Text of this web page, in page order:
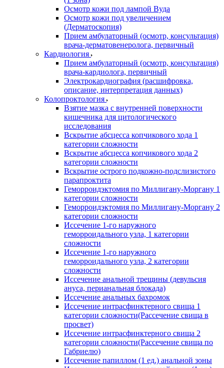
Осмотр кожи под лампой Вуда
Осмотр кожи под увеличением
(Дерматоскопия)
Прием амбулаторный (осмотр, консультация)
врача-дерматовенеролога, первичный
Кардиология
Прием амбулаторный (осмотр, консультация)
врача-кардиолога, первичный
Электрокардиография (расшифровка,
описание, интерпретация данных)
Колопроктология
Взятие мазка с внутренней поверхности
кишечника для цитологического
исследования
Вскрытие абсцесса копчикового хода 1
категории сложности
Вскрытие абсцесса копчикового хода 2
категории сложности
Вскрытие острого подкожно-подслизистого
парапроктита
Геморроидэктомия по Миллигану-Моргану 1
категории сложности
Геморроидэктомия по Миллигану-Моргану 2
категории сложности
Иссечение 1-го наружного
геморроидального узла, 1 категории
сложности
Иссечение 1-го наружного
геморроидального узла, 2 категории
сложности
Иссечение анальной трещины (девульсия
ануса, перианальная блокада)
Иссечение анальных бахромок
Иссечение интрасфинктерного свища 1
категории сложности(Рассечение свища в
просвет)
Иссечение интрасфинктерного свища 2
категории сложности(Рассечение свища по
Габриелю)
Иссечение папиллом (1 ед.) анальной зоны